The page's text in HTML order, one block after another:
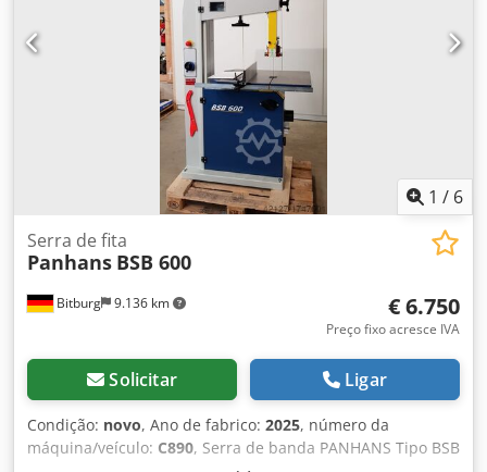
1 / 6
Bitburg 9.136 km
Serra de fita
Panhans BSB 600
€ 6.750
Preço fixo acresce IVA
Solicitar Ligar
Condição: novo, Ano de fabrico: 2025, número da
máquina/veículo: C890, Serra de banda PANHANS Tipo BSB